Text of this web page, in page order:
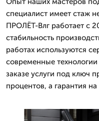
специалист имеет стаж
ПРОЛЁТ-Влг работает с
стабильность
работах используются
современные
заказе услуги под ключ
процентов, а гарантия